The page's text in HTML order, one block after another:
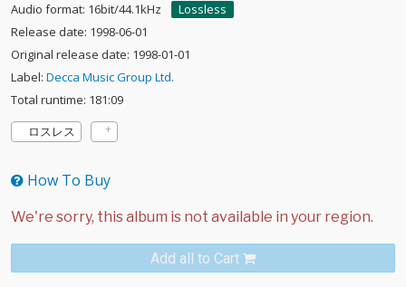
Audio format: 16bit/44.1kHz
Lossless
Release date: 1998-06-01
Original release date: 1998-01-01
Label: Decca Music Group Ltd.
Total runtime: 181:09
ロスレス
How To Buy
Add all to Cart